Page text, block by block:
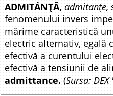
ADMITÁNȚĂ, admitanțe,
fenomenului invers
mărime caracteristică
electric alternativ, egală
efectivă a curentului
efectivă a tensiunii de
admittance. (Sursa: DEX